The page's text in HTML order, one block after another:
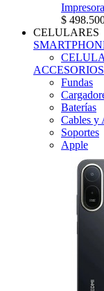
$
CELULARES
ACCESORIOS
Fundas
Baterías
Cables y
Soportes
Apple